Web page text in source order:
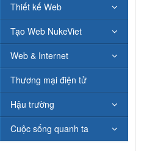
Thiết kế Web
Tạo Web NukeViet
Web & Internet
Thương mại điện tử
Hậu trường
Cuộc sống quanh ta